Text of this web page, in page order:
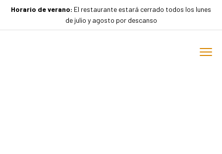
Horario de verano: El restaurante estará cerrado todos los lunes
de julio y agosto por descanso